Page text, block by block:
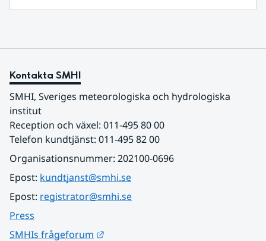
Kontakta SMHI
SMHI, Sveriges meteorologiska och hydrologiska
institut
Reception och växel: 011-495 80 00
Telefon kundtjänst: 011-495 82 00
Organisationsnummer: 202100-0696
Epost: kundtjanst@smhi.se
Epost: registrator@smhi.se
Press
SMHIs frågeforum